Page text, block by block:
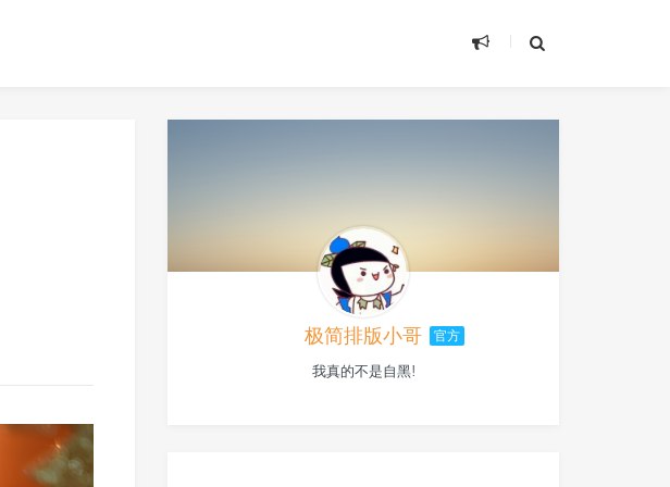
极简排版小哥 官方
我真的不是自黑!